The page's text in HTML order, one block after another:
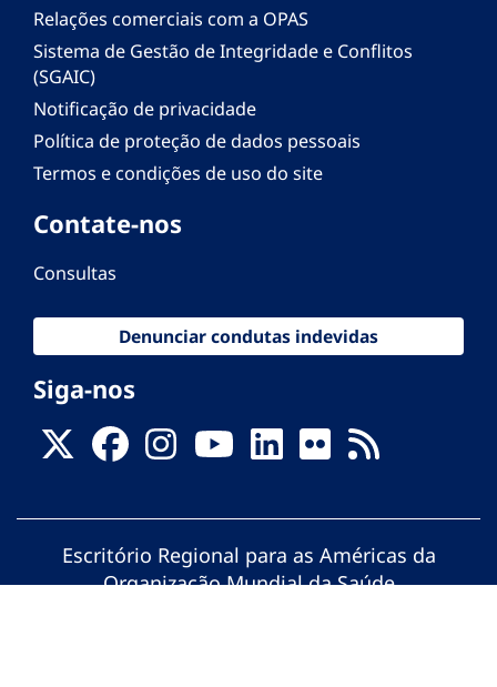
Relações comerciais com a OPAS
Sistema de Gestão de Integridade e Conflitos
(SGAIC)
Notificação de privacidade
Política de proteção de dados pessoais
Termos e condições de uso do site
Contate-nos
Consultas
Denunciar condutas indevidas
Siga-nos
Escritório Regional para as Américas da
Organização Mundial da Saúde